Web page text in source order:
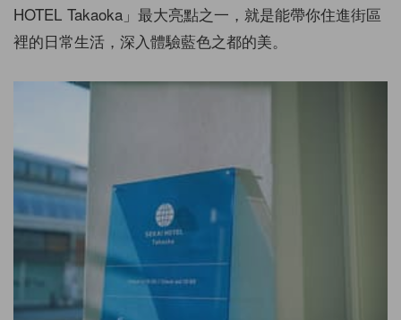
HOTEL Takaoka」最大亮點之一，就是能帶你住進街區
裡的日常生活，深入體驗藍色之都的美。